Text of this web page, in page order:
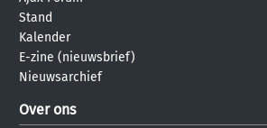
Stand
Kalender
E-zine (nieuwsbrief)
Nieuwsarchief
Over ons